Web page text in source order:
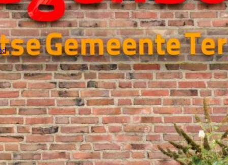
Verjaardagsfonds